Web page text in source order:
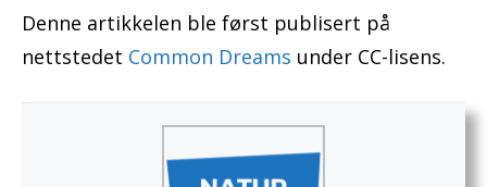
Denne artikkelen ble først publisert på
nettstedet Common Dreams under CC-lisens.